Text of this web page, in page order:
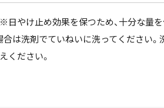
やけ止め効果を保つため、十分な量
は洗剤でていねいに洗ってください
ください。